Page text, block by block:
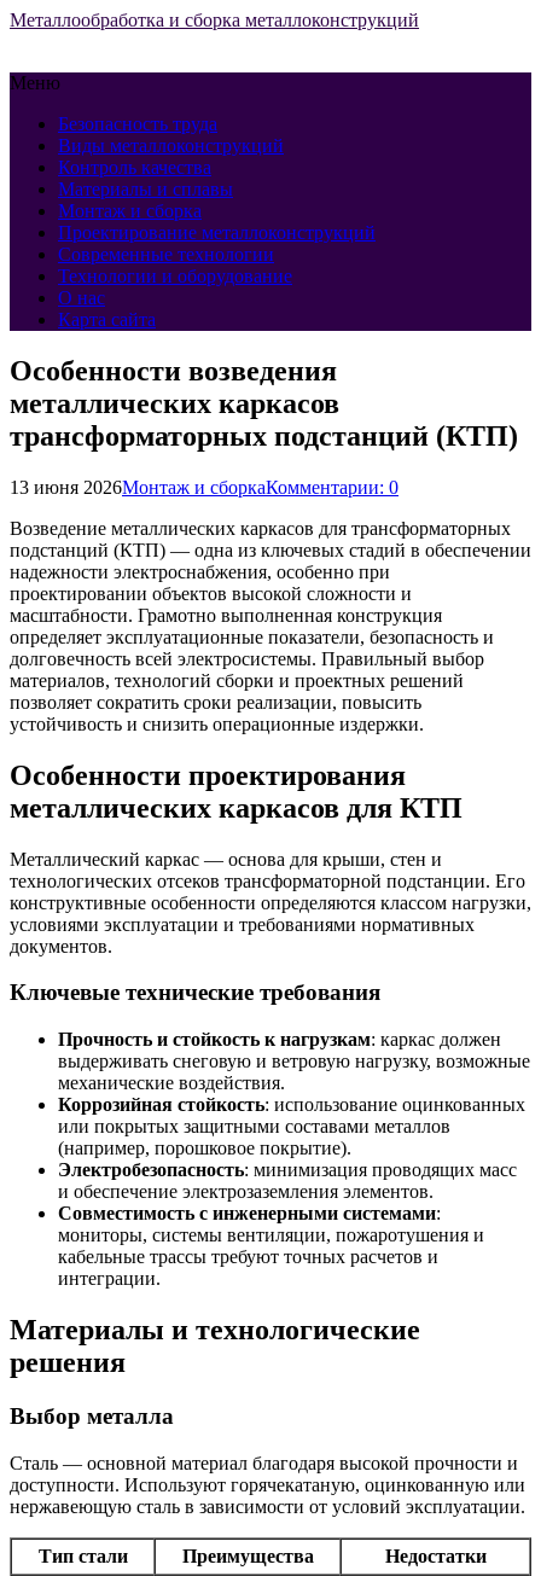
Металлообработка и сборка металлоконструкций
Меню
Безопасность труда
Виды металлоконструкций
Контроль качества
Материалы и сплавы
Монтаж и сборка
Проектирование металлоконструкций
Современные технологии
Технологии и оборудование
О нас
Карта сайта
Особенности возведения
металлических каркасов
трансформаторных подстанций (КТП)
13 июня 2026Монтаж и сборкаКомментарии: 0
Возведение металлических каркасов для трансформаторных
подстанций (КТП) — одна из ключевых стадий в обеспечении
надежности электроснабжения, особенно при
проектировании объектов высокой сложности и
масштабности. Грамотно выполненная конструкция
определяет эксплуатационные показатели, безопасность и
долговечность всей электросистемы. Правильный выбор
материалов, технологий сборки и проектных решений
позволяет сократить сроки реализации, повысить
устойчивость и снизить операционные издержки.
Особенности проектирования
металлических каркасов для КТП
Металлический каркас — основа для крыши, стен и
технологических отсеков трансформаторной подстанции. Его
конструктивные особенности определяются классом нагрузки,
условиями эксплуатации и требованиями нормативных
документов.
Ключевые технические требования
Прочность и стойкость к нагрузкам: каркас должен
выдерживать снеговую и ветровую нагрузку, возможные
механические воздействия.
Коррозийная стойкость: использование оцинкованных
или покрытых защитными составами металлов
(например, порошковое покрытие).
Электробезопасность: минимизация проводящих масс
и обеспечение электрозаземления элементов.
Совместимость с инженерными системами:
мониторы, системы вентиляции, пожаротушения и
кабельные трассы требуют точных расчетов и
интеграции.
Материалы и технологические
решения
Выбор металла
Сталь — основной материал благодаря высокой прочности и
доступности. Используют горячекатаную, оцинкованную или
нержавеющую сталь в зависимости от условий эксплуатации.
Тип стали Преимущества Недостатки